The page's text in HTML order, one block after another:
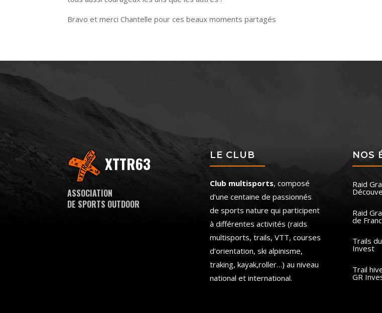
Bravo et merci Chantelle pour ces beaux moments partagés
XTTR63
ASSOCIATION
DE SPORTS OUTDOOR
LE CLUB
Club multisports, composé
d’une centaine de passionnés
de sports nature qui participent
à différentes activités (raids
multisports, trails, VTT, courses
d’orientation, ski alpinisme,
traking, kayak,roller…) au niveau
national et international.
NOS
Raid
Raid
de
Trails
Invest
Trail
GR